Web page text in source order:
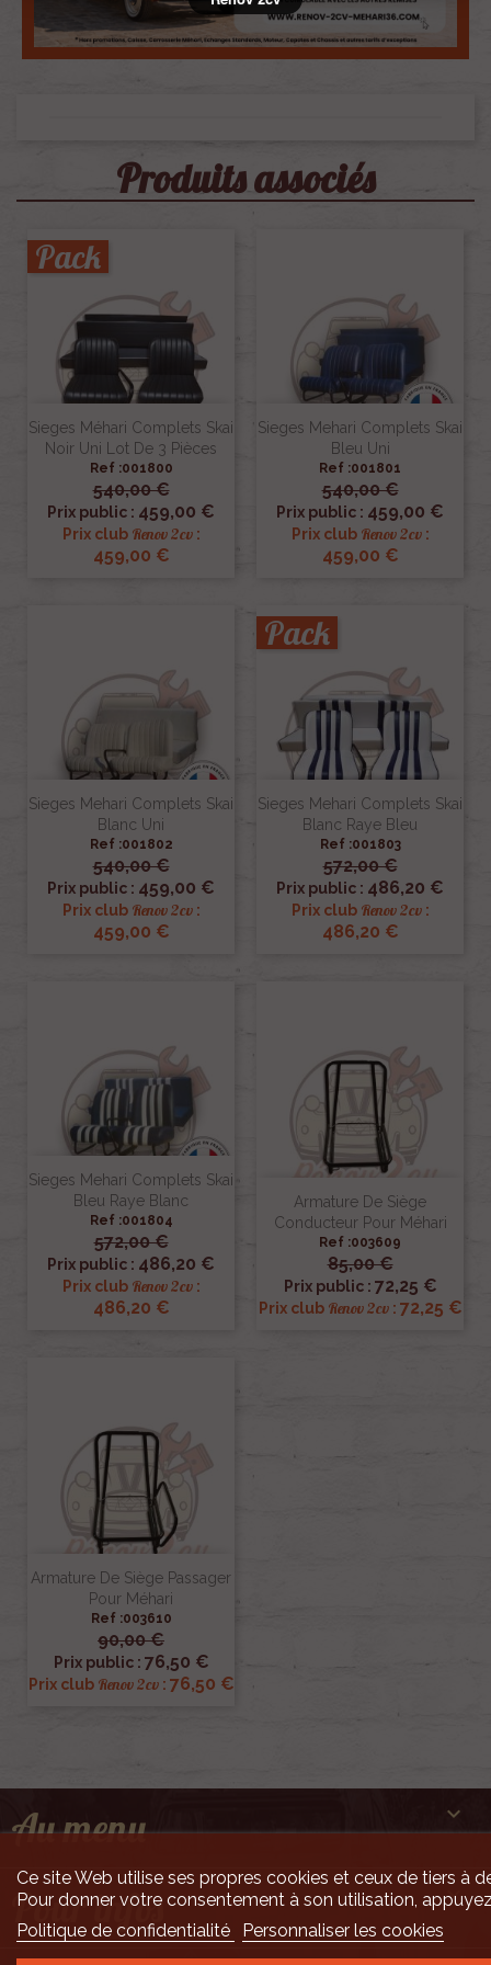
Produits associés
Sieges Méhari Complets Skai
Noir Uni Lot De 3 Pièces
Ref :001800
540,00 €
Prix public : 459,00 €
Prix club Renov 2cv:
459,00 €
Pack
Sieges Mehari Complets Skai
Bleu Uni
Ref :001801
540,00 €
Prix public : 459,00 €
Prix club Renov 2cv:
459,00 €
Sieges Mehari Complets Skai
Blanc Uni
Ref :001802
540,00 €
Prix public : 459,00 €
Prix club Renov 2cv:
459,00 €
Sieges Mehari Complets Skai
Blanc Raye Bleu
Ref :001803
572,00 €
Prix public : 486,20 €
Prix club Renov 2cv:
486,20 €
Pack
Sieges Mehari Complets Skai
Bleu Raye Blanc
Ref :001804
572,00 €
Prix public : 486,20 €
Prix club Renov 2cv:
486,20 €
Armature De Siège
Conducteur Pour Méhari
Ref :003609
85,00 €
Prix public : 72,25 €
Prix club Renov 2cv: 72,25 €
Armature De Siège Passager
Pour Méhari
Ref :003610
90,00 €
Prix public : 76,50 €
Prix club Renov 2cv: 76,50 €
Au menu 
Pour infos 
Ce site Web utilise ses propres cookies et ceux de tiers à
Pour donner votre consentement à son utilisation,
Politique de confidentialité
Personnaliser les cookies